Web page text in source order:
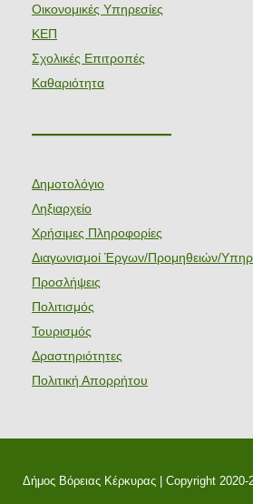
Οικονομικές Υπηρεσίες
ΚΕΠ
Σχολικές Επιτροπές
Καθαριότητα
———————
Δημοτολόγιο
Ληξιαρχείο
Χρήσιμες Πληροφορίες
Διαγωνισμοί Έργων/Προμηθειών/
Προσλήψεις
Πολιτισμός
Τουρισμός
Δραστηριότητες
Πολιτική Απορρήτου
Δήμος Βόρειας Κέρκυρας | Copyright